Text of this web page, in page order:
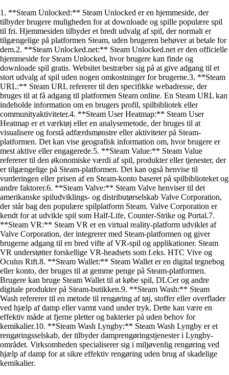
1. **Steam Unlocked:** Steam Unlocked er en hjemmeside, der
tilbyder brugere muligheden for at downloade og spille populære spil
til fri. Hjemmesiden tilbyder et bredt udvalg af spil, der normalt er
tilgængelige på platformen Steam, uden brugeren behøver at betale for
dem.2. **Steam Unlocked.net:** Steam Unlocked.net er den officielle
hjemmeside for Steam Unlocked, hvor brugere kan finde og
downloade spil gratis. Websitet bestræber sig på at give adgang til et
stort udvalg af spil uden nogen omkostninger for brugerne.3. **Steam
URL:** Steam URL refererer til den specifikke webadresse, der
bruges til at få adgang til platformen Steam online. En Steam URL kan
indeholde information om en brugers profil, spilbibliotek eller
communityaktiviteter.4. **Steam User Heatmap:** Steam User
Heatmap er et værktøj eller en analysemetode, der bruges til at
visualisere og forstå adfærdsmønstre eller aktiviteter på Steam-
platformen. Det kan vise geografisk information om, hvor brugere er
mest aktive eller engagerede.5. **Steam Value:** Steam Value
refererer til den økonomiske værdi af spil, produkter eller tjenester, der
er tilgængelige på Steam-platformen. Det kan også henvise til
vurderingen eller prisen af en Steam-konto baseret på spilbiblioteket og
andre faktorer.6. **Steam Valve:** Steam Valve henviser til det
amerikanske spiludviklings- og distributørselskab Valve Corporation,
der står bag den populære spilplatform Steam. Valve Corporation er
kendt for at udvikle spil som Half-Life, Counter-Strike og Portal.7.
**Steam VR:** Steam VR er en virtual reality-platform udviklet af
Valve Corporation, der integrerer med Steam-platformen og giver
brugerne adgang til en bred vifte af VR-spil og applikationer. Steam
VR understøtter forskellige VR-headsets som f.eks. HTC Vive og
Oculus Rift.8. **Steam Wallet:** Steam Wallet er en digital tegnebog
eller konto, der bruges til at gemme penge på Steam-platformen.
Brugere kan bruge Steam Wallet til at købe spil, DLCer og andre
digitale produkter på Steam-butikken.9. **Steam Wash:** Steam
Wash refererer til en metode til rengøring af tøj, stoffer eller overflader
ved hjælp af damp eller varmt vand under tryk. Dette kan være en
effektiv måde at fjerne pletter og bakterier på uden behov for
kemikalier.10. **Steam Wash Lyngby:** Steam Wash Lyngby er et
rengøringsselskab, der tilbyder damprengøringstjenester i Lyngby-
området. Virksomheden specialiserer sig i miljøvenlig rengøring ved
hjælp af damp for at sikre effektiv rengøring uden brug af skadelige
kemikalier.